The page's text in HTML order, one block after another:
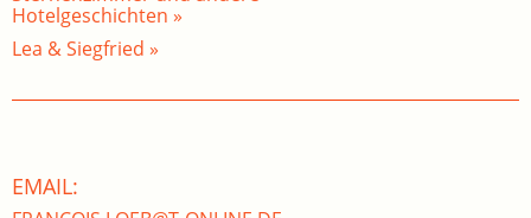
Hotelgeschichten »
Lea & Siegfried »
EMAIL: